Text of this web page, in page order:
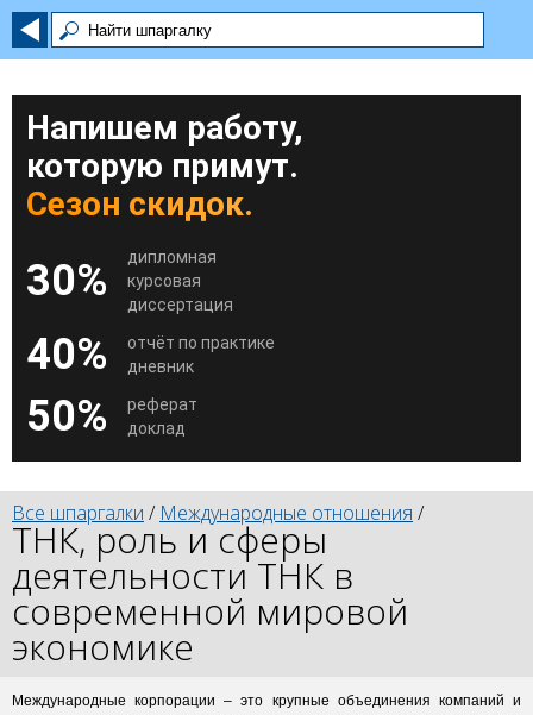
Напишем работу,
которую примут.
Сезон скидок.
30%
дипломная
курсовая
диссертация
40%
отчёт по практике
дневник
50%
реферат
доклад
Все шпаргалки / Международные отношения /
ТНК, роль и сферы
деятельности ТНК в
современной мировой
экономике
Международные корпорации – это крупные объединения компаний и